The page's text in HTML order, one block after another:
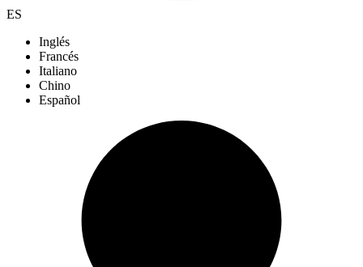
ES
Inglés
Francés
Italiano
Chino
Español